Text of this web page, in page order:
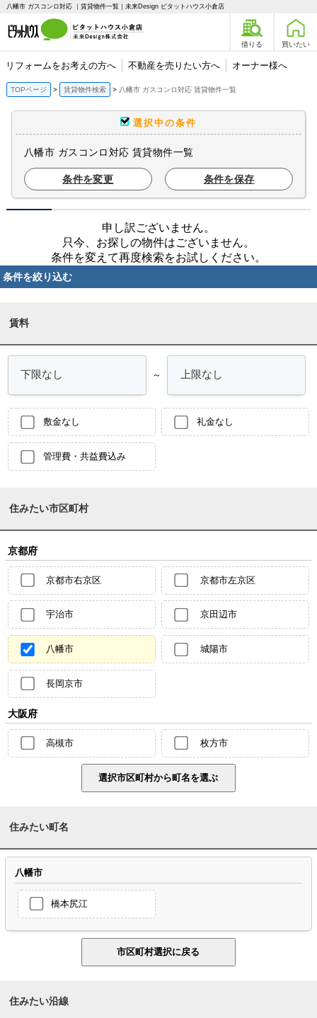
八幡市 ガスコンロ対応 ｜賃貸物件一覧｜未来Design ピタットハウス小倉店
借りる 買いたい
リフォームをお考えの方へ 不動産を売りたい方へ オーナー様へ
TOPページ 賃貸物件検索 八幡市 ガスコンロ対応 賃貸物件一覧
選択中の条件
八幡市 ガスコンロ対応 賃貸物件一覧
条件を変更 条件を保存
申し訳ございません。
只今、お探しの物件はございません。
条件を変えて再度検索をお試しください。
条件を絞り込む
賃料
～
敷金なし 礼金なし
管理費・共益費込み
住みたい市区町村
京都府
京都市右京区 京都市左京区
宇治市 京田辺市
八幡市 城陽市
長岡京市
大阪府
高槻市 枚方市
住みたい町名
八幡市
橋本尻江
住みたい沿線